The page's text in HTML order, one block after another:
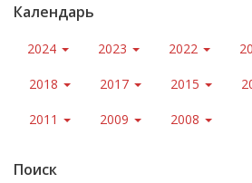
Календарь
2024 2023 2022
2018 2017 2015
2011 2009 2008
Поиск